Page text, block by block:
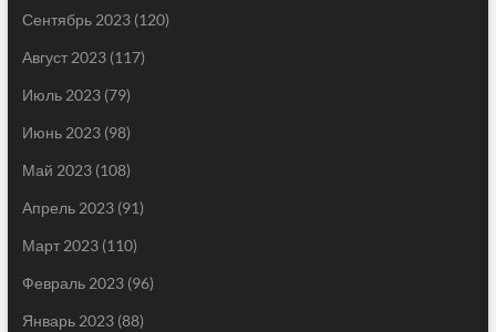
Сентябрь 2023(120)
Август 2023(117)
Июль 2023(79)
Июнь 2023(98)
Май 2023(108)
Апрель 2023(91)
Март 2023(110)
Февраль 2023(96)
Январь 2023(88)